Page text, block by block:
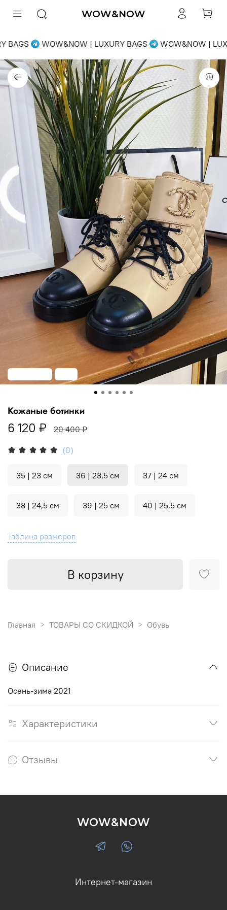
WOW&NOW
BAGS WOW&NOW | LUXURY BAGS WOW&NOW |
(0)
Кожаные ботинки
6 120 ₽ 20 400 ₽
Таблица размеров
В корзину
35 | 23 см 36 | 23,5 см 37 | 24 см
38 | 24,5 см 39 | 25 см 40 | 25,5 см
Главная ТОВАРЫ СО СКИДКОЙ Обувь
Описание
Осень-зима 2021
Характеристики
Отзывы
Интернет-магазин
WOW&NOW